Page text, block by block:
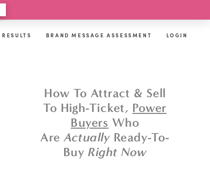
RESULTS BRAND MESSAGE ASSESSMENT LOGIN
How To Attract & Sell
To High-Ticket, Power
Buyers Who
Are ActuallyReady-To-
Buy Right Now